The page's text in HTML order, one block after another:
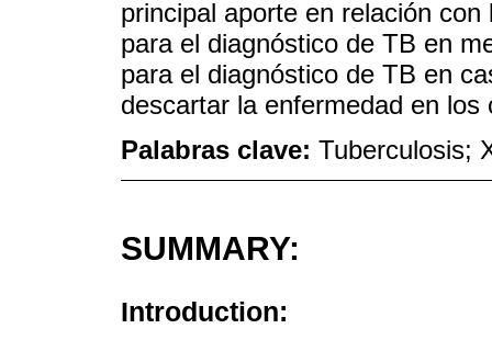
principal aporte en relación
para el diagnóstico de TB en
para el diagnóstico de TB en
descartar la enfermedad en los
Palabras clave: Tuberculosis;
SUMMARY:
Introduction: